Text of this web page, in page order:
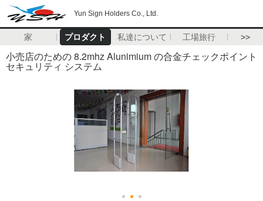
Yun Sign Holders Co., Ltd.
家 プロダクト 私達について 工場旅行 >>
小売店のための 8.2mhz Alunimium の合金チェックポイント
セキュリティ システム